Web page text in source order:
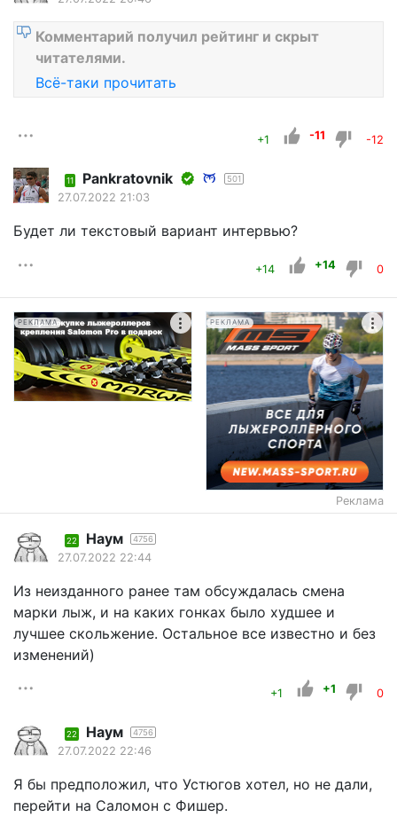
Комментарий получил рейтинг и скрыт
читателями.
Всё-таки прочитать
+1 -11 -12
11 Pankratovnik 501
27.07.2022 21:03
Будет ли текстовый вариант интервью?
+14 +14 0
РЕКЛАМА РЕКЛАМА
Реклама
22 Наум 4756
27.07.2022 22:44
Из неизданного ранее там обсуждалась смена
марки лыж, и на каких гонках было худшее и
лучшее скольжение. Остальное все известно и без
изменений)
+1 +1 0
22 Наум 4756
27.07.2022 22:46
Я бы предположил, что Устюгов хотел, но не дали,
перейти на Саломон с Фишер.